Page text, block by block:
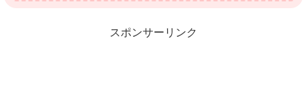
スポンサーリンク